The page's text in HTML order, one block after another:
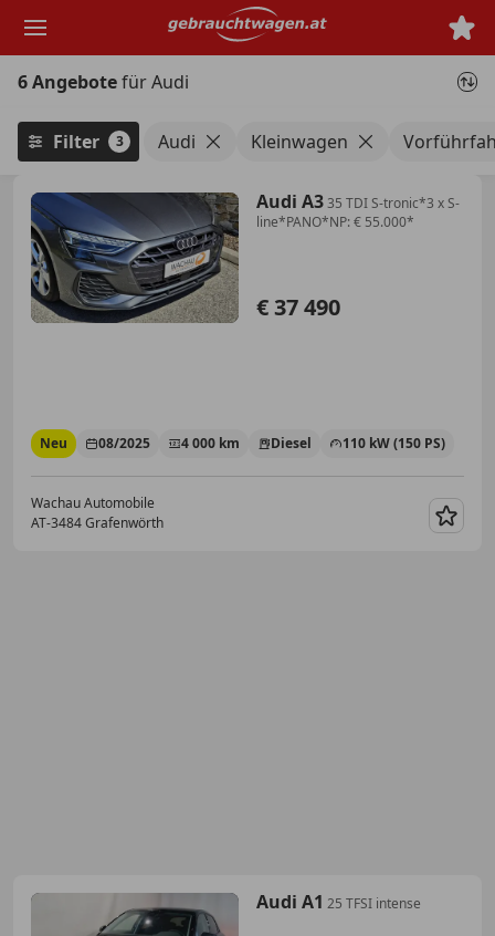
Hauptinhalt
6 Angebotefür Audi
Filter 3 Audi Kleinwagen
Audi A335 TDI S-tronic*3 x S-
line*PANO*NP: € 55.000*
€ 37 490
Neu 08/2025 4 000 km Diesel 110 kW (150 PS)
Wachau Automobile
AT-3484 Grafenwörth
Audi A1 25 TFSI intense